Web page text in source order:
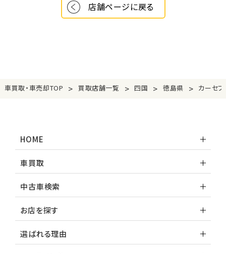
店舗ページに戻る
車買取・車売却TOP > 買取店舗一覧 > 四国 > 徳島県 > カーセ
HOME
車買取
中古車検索
お店を探す
選ばれる理由